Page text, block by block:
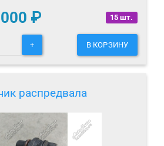
15 шт.
₽
+ В КОРЗИНУ
распредвала